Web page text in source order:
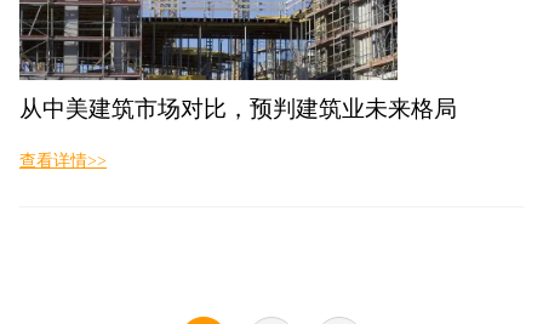
从中美建筑市场对比，预判建筑业未来格局
查看详情>>